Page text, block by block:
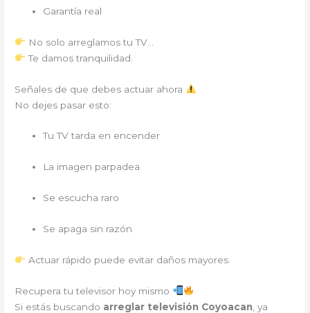
Garantía real
No solo arreglamos tu TV…
Te damos tranquilidad.
Señales de que debes actuar ahora
No dejes pasar esto:
Tu TV tarda en encender
La imagen parpadea
Se escucha raro
Se apaga sin razón
Actuar rápido puede evitar daños mayores.
Recupera tu televisor hoy mismo
Si estás buscando arreglar televisión Coyoacan , ya